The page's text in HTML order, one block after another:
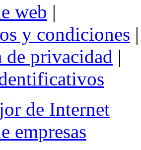
web |
y condiciones |
privacidad |
de Internet
empresas